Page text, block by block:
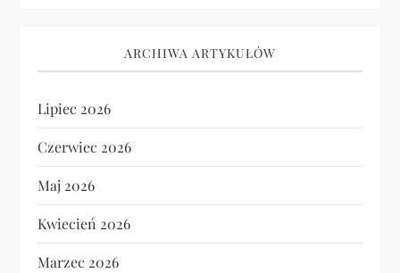
ARCHIWA ARTYKUŁÓW
Lipiec 2026
Czerwiec 2026
Maj 2026
Kwiecień 2026
Marzec 2026